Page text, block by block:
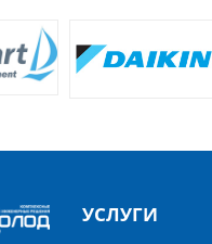
УСЛУГИ